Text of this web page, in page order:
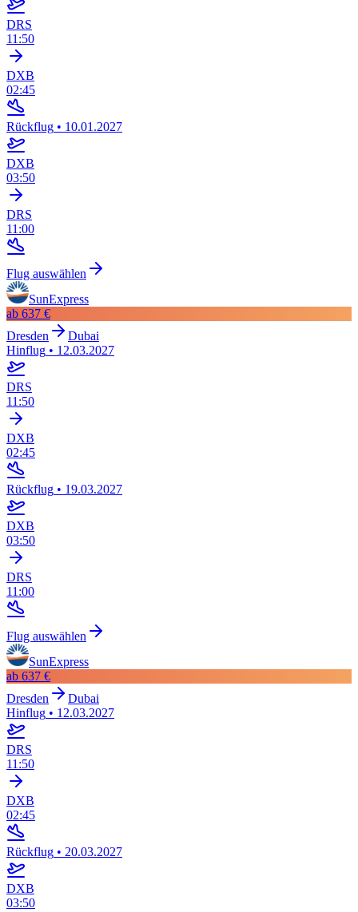
DRS
11:50
DXB
02:45
Rückflug • 10.01.2027
DXB
03:50
DRS
11:00
Flug auswählen
SunExpress
ab 637 €
Dresden
Dubai
Hinflug • 12.03.2027
DRS
11:50
DXB
02:45
Rückflug • 19.03.2027
DXB
03:50
DRS
11:00
Flug auswählen
SunExpress
ab 637 €
Dresden
Dubai
Hinflug • 12.03.2027
DRS
11:50
DXB
02:45
Rückflug • 20.03.2027
DXB
03:50